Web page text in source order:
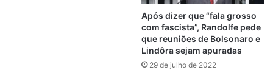
Após dizer que “fala grosso
com fascista”, Randolfe pede
que reuniões de Bolsonaro e
Lindôra sejam apuradas
29 de julho de 2022